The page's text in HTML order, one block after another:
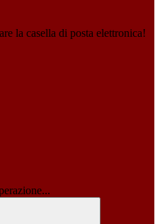
la casella di posta elettronica!